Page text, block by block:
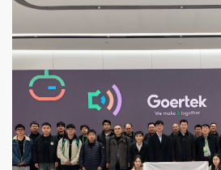
合培养基地，探寻千年泱泱齐风，在触摸
室主任、XC体育副经理郑彬，XC体育副